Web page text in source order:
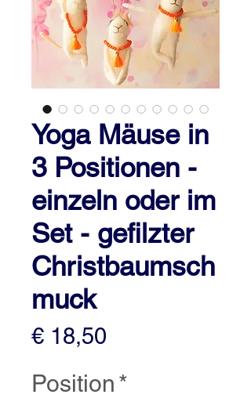
Yoga Mäuse in
3 Positionen -
einzeln oder im
Set - gefilzter
Christbaumsch
muck
€ 18,50
Position *